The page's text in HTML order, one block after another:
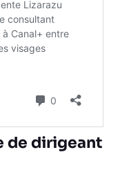
de dirigeant